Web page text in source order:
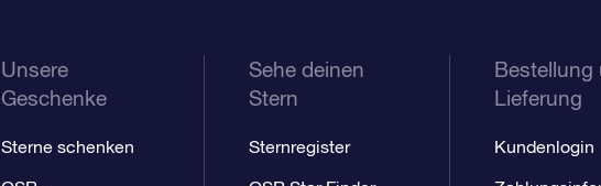
Unsere
Geschenke
Sterne schenken
Sehe deinen
Stern
Sternregister
Bestellung
Lieferung
Kundenlogin